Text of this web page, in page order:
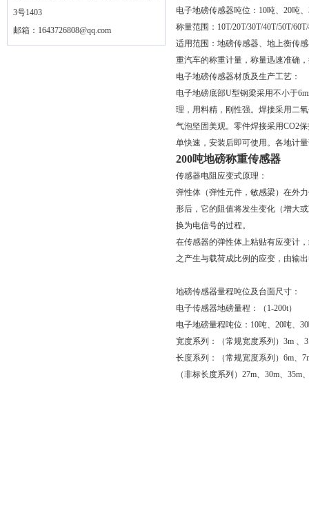
3号1403
邮箱： 1643726808@qq.com
电子地磅传感器吨位：10吨、20吨
称量范围：10T/20T/30T/40T/50T/
适用范围：地磅传感器、地上衡传
重汽车的称重计量，称量迅速准确
电子地磅传感器材质及生产工艺：
电子地磅底部U型钢梁采用不小于
理，用料精，刚性强。焊接采用二
气泡坚固美观。零件焊接采用CO2
单快速，安装后即可使用。各地计
200吨地磅称重传感器
传感器电阻应变式原理：
弹性体（弹性元件，敏感梁）在外
形后，它的阻值将发生变化（增大
换为电信号的过程。
在传感器的弹性体上粘贴有应变计
之产生与载荷成比例的应变，由输
地磅传感器量程吨位及台面尺寸：
电子传感器地磅量程：（1-200t）
电子地磅量程吨位：10吨、20吨、
宽度系列：（常规宽度系列）3m 、
长度系列：（常规宽度系列）6m、
（非标长度系列）27m、30m、